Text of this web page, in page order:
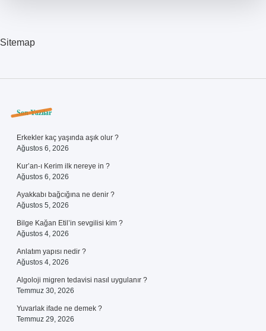
Sitemap
Sidebar
Son Yazılar
Erkekler kaç yaşında aşık olur ?
Ağustos 6, 2026
Kur’an-ı Kerim ilk nereye in ?
Ağustos 6, 2026
Ayakkabı bağcığına ne denir ?
Ağustos 5, 2026
Bilge Kağan Etil’in sevgilisi kim ?
Ağustos 4, 2026
Anlatım yapısı nedir ?
Ağustos 4, 2026
Algoloji migren tedavisi nasıl uygulanır ?
Temmuz 30, 2026
Yuvarlak ifade ne demek ?
Temmuz 29, 2026